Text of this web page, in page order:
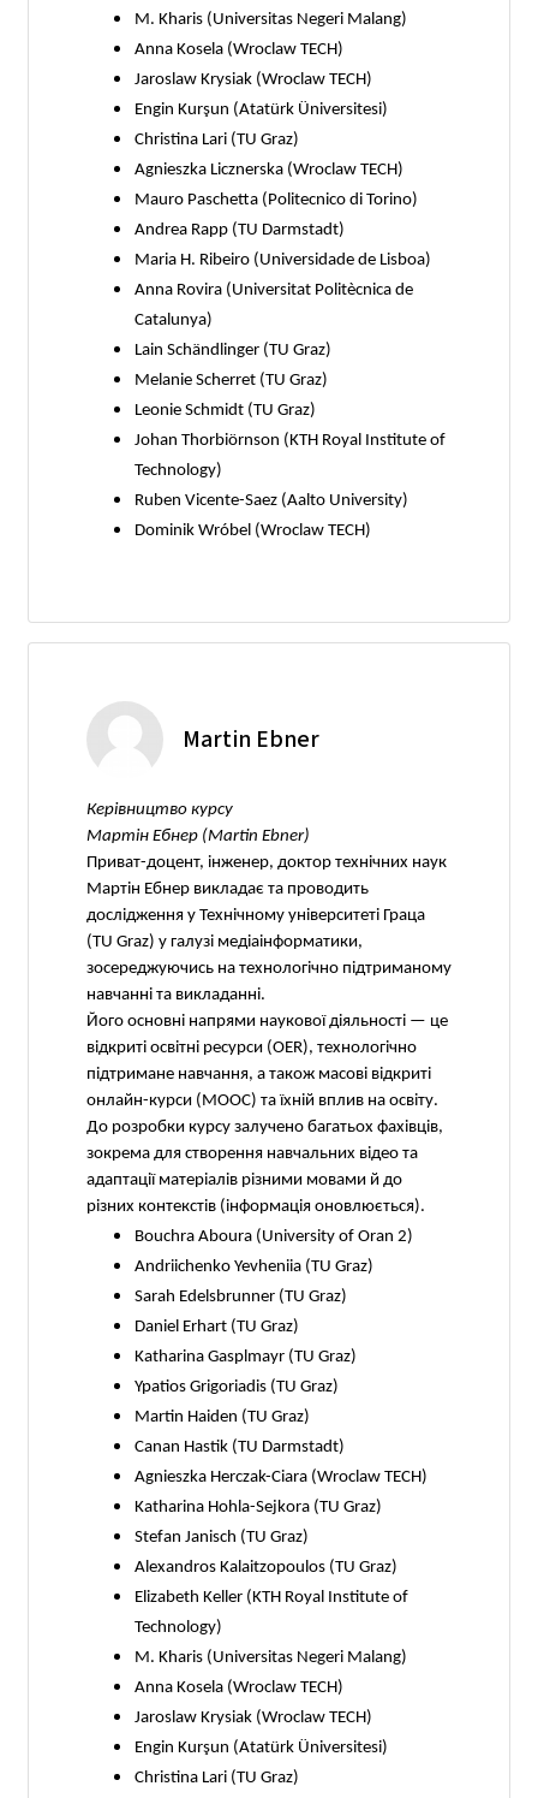
M. Kharis (Universitas Negeri Malang)
Anna Kosela (Wroclaw TECH)
Jaroslaw Krysiak (Wroclaw TECH)
Engin Kurşun (Atatürk Üniversitesi)
Christina Lari (TU Graz)
Agnieszka Licznerska (Wroclaw TECH)
Mauro Paschetta (Politecnico di Torino)
Andrea Rapp (TU Darmstadt)
Maria H. Ribeiro (Universidade de Lisboa)
Anna Rovira (Universitat Politècnica de
Catalunya)
Lain Schändlinger (TU Graz)
Melanie Scherret (TU Graz)
Leonie Schmidt (TU Graz)
Johan Thorbiörnson (KTH Royal Institute of
Technology)
Ruben Vicente-Saez (Aalto University)
Dominik Wróbel (Wroclaw TECH)
Martin Ebner
Керівництво курсу
Мартін Ебнер (Martin Ebner)
Приват-доцент, інженер, доктор технічних наук
Мартін Ебнер викладає та проводить
дослідження у Технічному університеті Граца
(TU Graz) у галузі медіаінформатики,
зосереджуючись на технологічно підтриманому
навчанні та викладанні.
Його основні напрями наукової діяльності — це
відкриті освітні ресурси (OER), технологічно
підтримане навчання, а також масові відкриті
онлайн-курси (MOOC) та їхній вплив на освіту.
До розробки курсу залучено багатьох фахівців,
зокрема для створення навчальних відео та
адаптації матеріалів різними мовами й до
різних контекстів (інформація оновлюється).
Bouchra Aboura (University of Oran 2)
Andriichenko Yevheniia (TU Graz)
Sarah Edelsbrunner (TU Graz)
Daniel Erhart (TU Graz)
Katharina Gasplmayr (TU Graz)
Ypatios Grigoriadis (TU Graz)
Martin Haiden (TU Graz)
Canan Hastik (TU Darmstadt)
Agnieszka Herczak-Ciara (Wroclaw TECH)
Katharina Hohla-Sejkora (TU Graz)
Stefan Janisch (TU Graz)
Alexandros Kalaitzopoulos (TU Graz)
Elizabeth Keller (KTH Royal Institute of
Technology)
M. Kharis (Universitas Negeri Malang)
Anna Kosela (Wroclaw TECH)
Jaroslaw Krysiak (Wroclaw TECH)
Engin Kurşun (Atatürk Üniversitesi)
Christina Lari (TU Graz)